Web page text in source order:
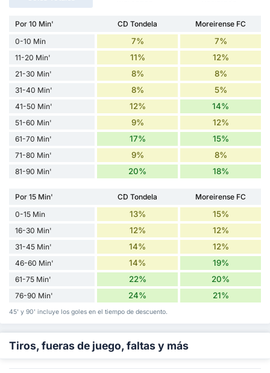
Por 10 Min' CD Tondela
Moreirense FC
0-10 Min
7% 7%
11-20 Min' 11% 12%
21-30 Min' 8% 8%
31-40 Min' 8% 5%
41-50 Min' 12% 14%
51-60 Min' 9% 12%
61-70 Min' 17% 15%
71-80 Min' 9% 8%
81-90 Min' 20% 18%
Por 15 Min' CD Tondela
Moreirense FC
0-15 Min
13% 15%
16-30 Min' 12% 12%
31-45 Min' 14% 12%
46-60 Min' 14% 19%
61-75 Min' 22% 20%
76-90 Min' 24% 21%
45' y 90' incluye los goles en el tiempo de descuento.
Tiros, fueras de juego, faltas y más